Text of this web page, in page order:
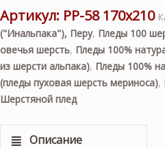
Артикул: PP-58 170х210
("Инальпака"), Перу, Пледы 100
овечья шерсть, Пледы 100%
из шерсти альпака), Пледы 100%
(пледы пуховая шерсть мериноса),
Шерстяной плед
Описание